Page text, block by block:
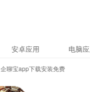
安卓应用 电脑
企聊宝app下载安装免费